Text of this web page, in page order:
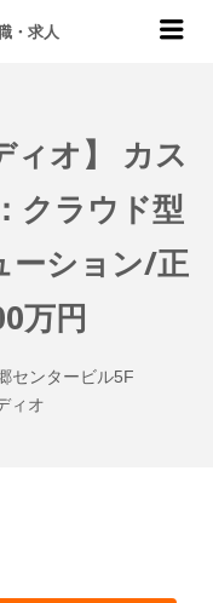
・求人
ィオ】 カス
クラウド型
ーション/正
万円
センタービル5F
ィオ